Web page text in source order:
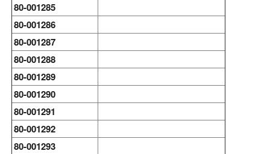
80-001285
80-001286
80-001287
80-001288
80-001289
80-001290
80-001291
80-001292
80-001293